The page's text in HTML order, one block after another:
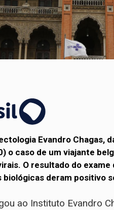
Evandro Chagas,
o caso de um viajante
O resultado do
deram positivo
ao Instituto Evandro